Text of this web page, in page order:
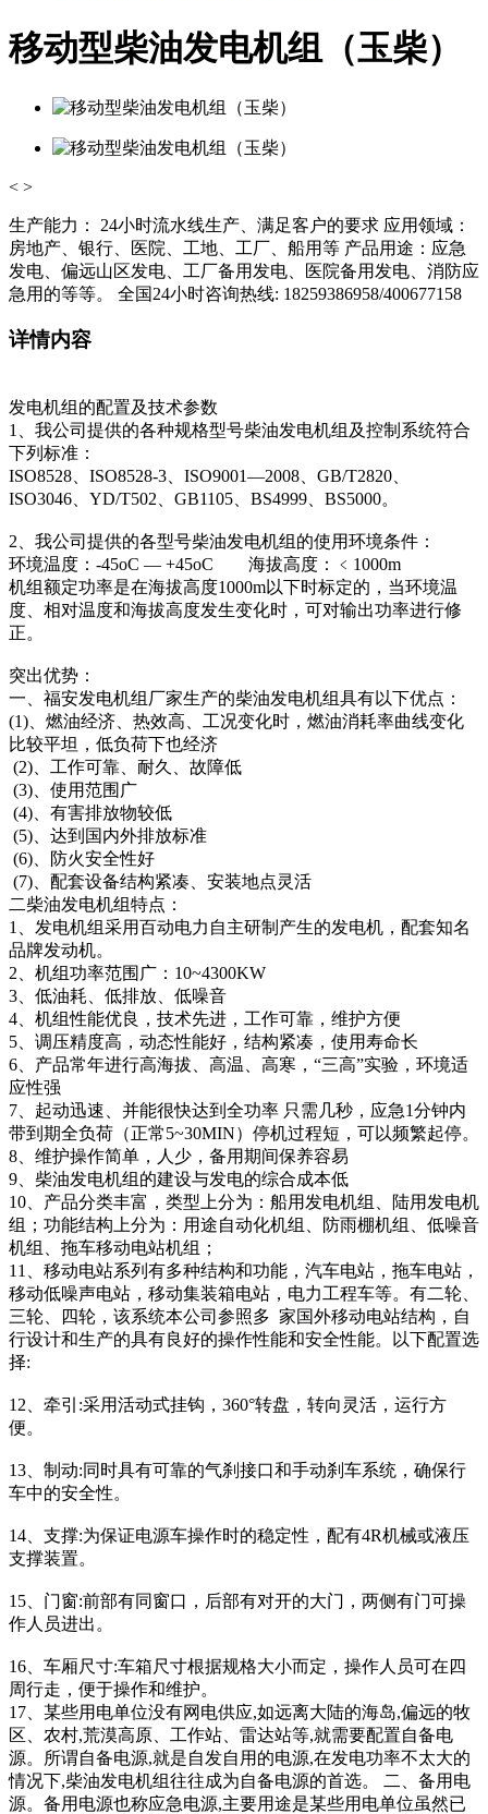
移动型柴油发电机组（玉柴）
< >
生产能力： 24小时流水线生产、满足客户的要求 应用领域：
房地产、银行、医院、工地、工厂、船用等 产品用途：应急
发电、偏远山区发电、工厂备用发电、医院备用发电、消防应
急用的等等。 全国24小时咨询热线: 18259386958/400677158
详情内容
发电机组的配置及技术参数
1、我公司提供的各种规格型号柴油发电机组及控制系统符合
下列标准：
ISO8528、ISO8528-3、ISO9001—2008、GB/T2820、
ISO3046、YD/T502、GB1105、BS4999、BS5000。
2、我公司提供的各型号柴油发电机组的使用环境条件：
环境温度：-45oC — +45oC 海拔高度：﹤1000m
机组额定功率是在海拔高度1000m以下时标定的，当环境温
度、相对温度和海拔高度发生变化时，可对输出功率进行修
正。
突出优势：
一、福安发电机组厂家生产的柴油发电机组具有以下优点：
(1)、燃油经济、热效高、工况变化时，燃油消耗率曲线变化
比较平坦，低负荷下也经济
(2)、工作可靠、耐久、故障低
(3)、使用范围广
(4)、有害排放物较低
(5)、达到国内外排放标准
(6)、防火安全性好
(7)、配套设备结构紧凑、安装地点灵活
二柴油发电机组特点：
1、发电机组采用百动电力自主研制产生的发电机，配套知名
品牌发动机。
2、机组功率范围广：10~4300KW
3、低油耗、低排放、低噪音
4、机组性能优良，技术先进，工作可靠，维护方便
5、调压精度高，动态性能好，结构紧凑，使用寿命长
6、产品常年进行高海拔、高温、高寒，“三高”实验，环境适
应性强
7、起动迅速、并能很快达到全功率 只需几秒，应急1分钟内
带到期全负荷（正常5~30MIN）停机过程短，可以频繁起停。
8、维护操作简单，人少，备用期间保养容易
9、柴油发电机组的建设与发电的综合成本低
10、产品分类丰富，类型上分为：船用发电机组、陆用发电机
组；功能结构上分为：用途自动化机组、防雨棚机组、低噪音
机组、拖车移动电站机组；
11、移动电站系列有多种结构和功能，汽车电站，拖车电站，
移动低噪声电站，移动集装箱电站，电力工程车等。有二轮、
三轮、四轮，该系统本公司参照多 家国外移动电站结构，自
行设计和生产的具有良好的操作性能和安全性能。以下配置选
择:
12、牵引:采用活动式挂钩，360°转盘，转向灵活，运行方
便。
13、制动:同时具有可靠的气刹接口和手动刹车系统，确保行
车中的安全性。
14、支撑:为保证电源车操作时的稳定性，配有4R机械或液压
支撑装置。
15、门窗:前部有同窗口，后部有对开的大门，两侧有门可操
作人员进出。
16、车厢尺寸:车箱尺寸根据规格大小而定，操作人员可在四
周行走，便于操作和维护。
17、某些用电单位没有网电供应,如远离大陆的海岛,偏远的牧
区、农村,荒漠高原、工作站、雷达站等,就需要配置自备电
源。所谓自备电源,就是自发自用的电源,在发电功率不太大的
情况下,柴油发电机组往往成为自备电源的首选。 二、备用电
源。备用电源也称应急电源,主要用途是某些用电单位虽然已